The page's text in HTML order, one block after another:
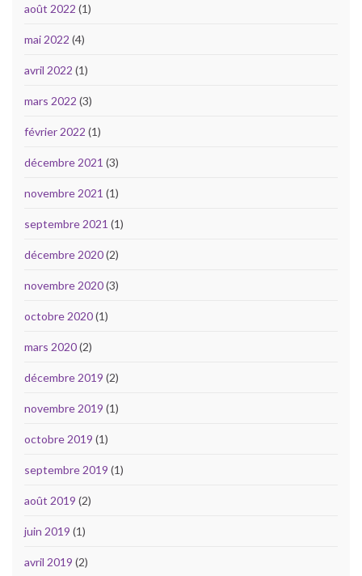
août 2022 (1)
mai 2022 (4)
avril 2022 (1)
mars 2022 (3)
février 2022 (1)
décembre 2021 (3)
novembre 2021 (1)
septembre 2021 (1)
décembre 2020(2)
novembre 2020(3)
octobre 2020(1)
mars 2020(2)
décembre 2019 (2)
novembre 2019 (1)
octobre 2019 (1)
septembre 2019 (1)
août 2019 (2)
juin 2019 (1)
avril 2019 (2)